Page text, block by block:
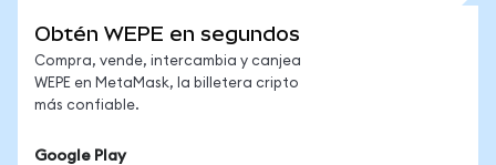
Obtén WEPE en segundos
Compra, vende, intercambia y canjea
WEPE en MetaMask, la billetera cripto
más confiable.
Google Play